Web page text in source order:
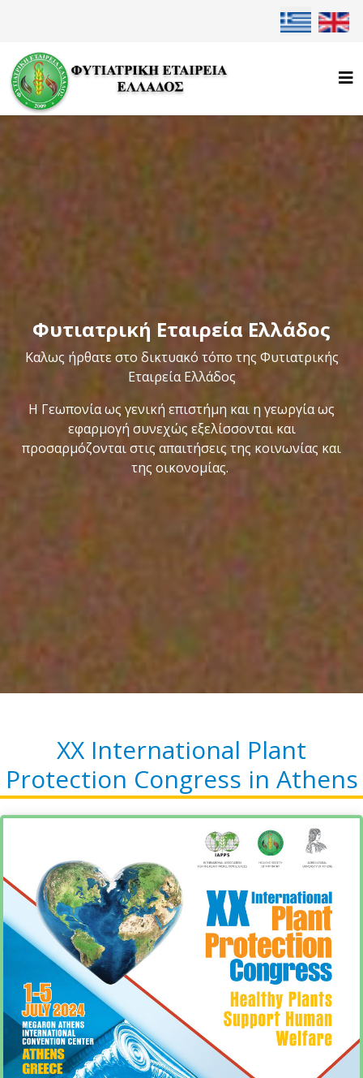
Επιλέξτε τη
Φυτιατρική Εταιρεία Ελλάδος
Καλως ήρθατε στο δικτυακό τόπο της Φυτιατρικής
Εταιρεία Ελλάδος
Η Γεωπονία ως γενική επιστήμη και η γεωργία ως
εφαρμογή συνεχώς εξελίσσονται και
προσαρμόζονται στις απαιτήσεις της κοινωνίας και
της οικονομίας.
XX International Plant
Protection Congress in Athens